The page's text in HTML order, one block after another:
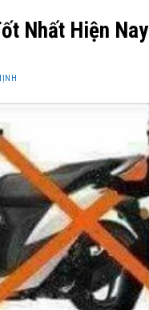
Nhất Hiện Nay